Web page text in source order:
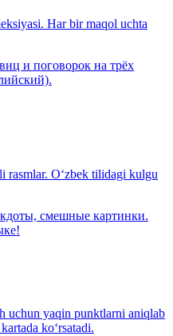
Har bir maqol uchta
и поговорок на трёх
rasmlar. O‘zbek tilidagi kulgu
смешные картинки.
uchun yaqin punktlarni aniqlab
ko‘rsatadi.